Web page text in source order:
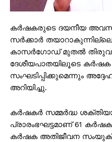
കർഷകരുടെ ദയനീയ
സർക്കാർ
കാസർഗോഡ് മുതൽ
ദേശീയപാതയിലൂടെ
സംഘടിപ്പിക്കുമെന്നും
അറിയിച്ചു.
കർഷകർ സമ്മർദ്ധ
പ്രാരംഭഘട്ടമാണ് 61
കർഷക അതിജീവന